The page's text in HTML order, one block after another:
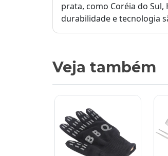
prata, como Coréia do Sul,
durabilidade e tecnologia
Veja também